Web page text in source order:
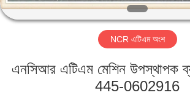
কারখানা
NCR এটিএম অংশ
এনসিআর এটিএম মেশিন উপস্থাপক
445-0602916